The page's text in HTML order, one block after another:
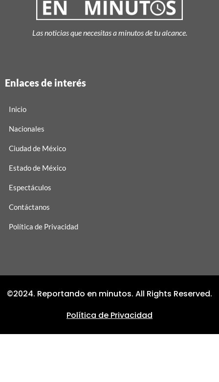
Las noticias que necesitas a minutos de tu alcance.
Enlaces de interés
Inicio
Nacionales
Ciudad de México
Estado de México
Espectáculos
Contáctanos
Política de Privacidad
©2024. Reportando en minutos. All Rights Reserved.
Política de Privacidad